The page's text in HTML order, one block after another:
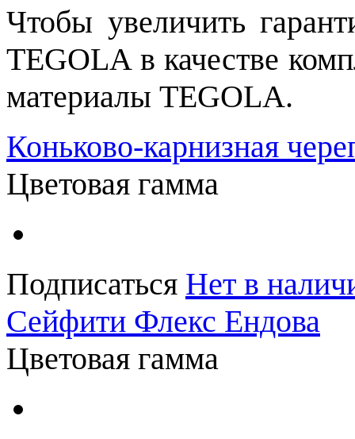
Чтобы увеличить
TEGOLA в качестве
материалы TEGOLA.
Коньково-карнизная
Цветовая гамма
Подписаться Нет в
Сейфити Флекс Ендова
Цветовая гамма